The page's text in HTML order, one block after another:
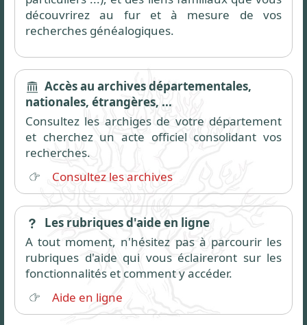
découvrirez au fur et à mesure de vos
recherches généalogiques.
Accès au archives départementales,
nationales, étrangères, ...
Consultez les archiges de votre département
et cherchez un acte officiel consolidant vos
recherches.
Consultez les archives
Les rubriques d'aide en ligne
A tout moment, n'hésitez pas à parcourir les
rubriques d'aide qui vous éclaireront sur les
fonctionnalités et comment y accéder.
Aide en ligne